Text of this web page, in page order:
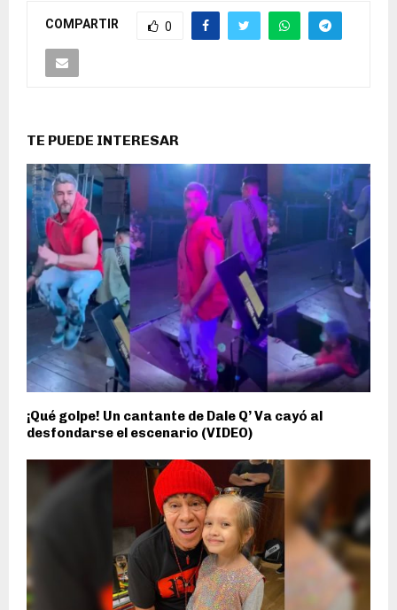
COMPARTIR 0
TE PUEDE INTERESAR
¡Qué golpe! Un cantante de Dale Q’ Va cayó al
desfondarse el escenario (VIDEO)